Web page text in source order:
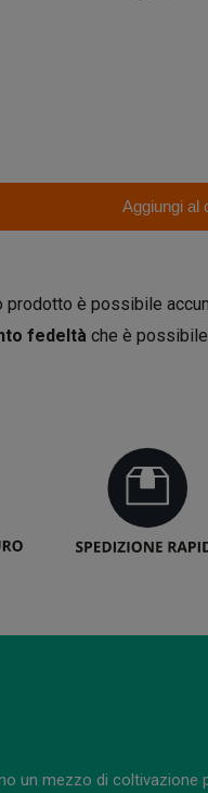
Aggiungi al
prodotto è possibile
fedeltà che è
un mezzo di